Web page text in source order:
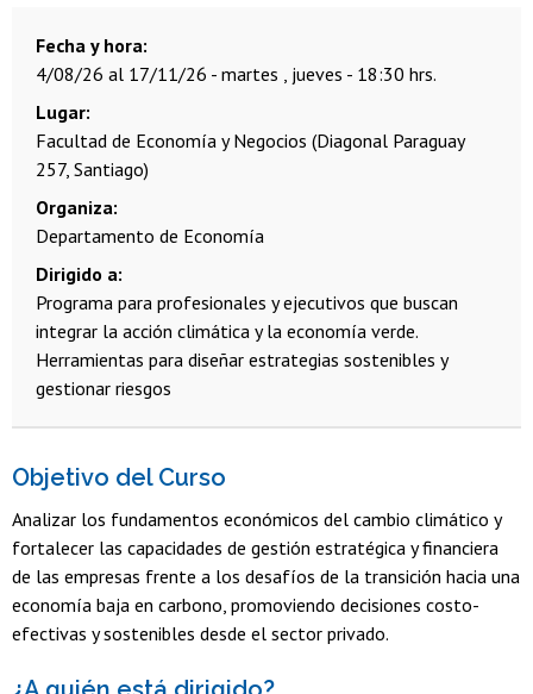
Fecha y hora
4/08/26 al 17/11/26 - martes , jueves - 18:30 hrs.
Lugar
Facultad de Economía y Negocios (Diagonal Paraguay
257, Santiago)
Organiza
Departamento de Economía
Dirigido a
Programa para profesionales y ejecutivos que buscan
integrar la acción climática y la economía verde.
Herramientas para diseñar estrategias sostenibles y
gestionar riesgos
Objetivo del Curso
Analizar los fundamentos económicos del cambio climático y
fortalecer las capacidades de gestión estratégica y financiera
de las empresas frente a los desafíos de la transición hacia una
economía baja en carbono, promoviendo decisiones costo-
efectivas y sostenibles desde el sector privado.